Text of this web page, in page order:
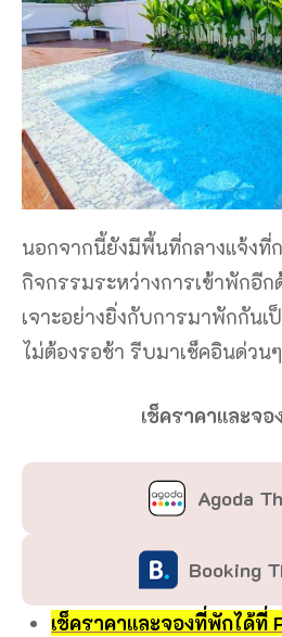
นอกจากนี้ยังมีพื้นที่กลางแจ้งที่
กิจกรรมระหว่างการเข้าพักอีก
เจาะอย่างยิ่งกับการมาพักกัน
ไม่ต้องรอช้า รีบมาเช็คอินด่วน
เช็คราคาและจ
Agoda
Booking
เช็คราคาและจองที่พักได้ที่